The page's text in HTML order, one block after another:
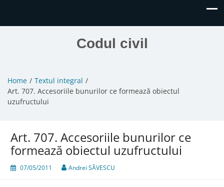
Codul civil
Home
Textul integral
Art. 707. Accesoriile bunurilor ce formează obiectul
uzufructului
Art. 707. Accesoriile bunurilor ce
formează obiectul uzufructului
07/05/2011 Andrei SĂVESCU